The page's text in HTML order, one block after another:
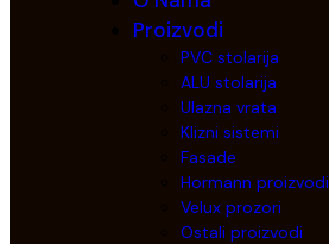
Proizvodi
PVC stolarija
ALU stolarija
Ulazna vrata
Klizni sistemi
Fasade
Hormann proizvodi
Velux prozori
Ostali proizvodi